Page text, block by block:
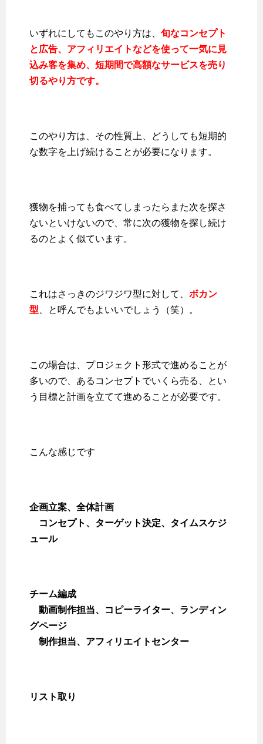
いずれにしてもこのやり方は、 旬なコンセプト
と広告、アフィリエイトなどを使って一気に見
込み客を集め、短期間で高額なサービスを売り
切るやり方です。
このやり方は、その性質上、どうしても短期的
な数字を上げ続けることが必要になります。
獲物を捕っても食べてしまったらまた次を探さ
ないといけないので、常に次の獲物を探し続け
るのとよく似ています。
これはさっきのジワジワ型に対して、 ボカン
型 、と呼んでもよいいでしょう（笑）。
この場合は、プロジェクト形式で進めることが
多いので、あるコンセプトでいくら売る、とい
う目標と計画を立てて進めることが必要です。
こんな感じです
企画立案、全体計画
コンセプト、ターゲット決定、タイムスケジ
ュール
チーム編成
動画制作担当、コピーライター、ランディン
グページ
制作担当、アフィリエイトセンター
リスト取り